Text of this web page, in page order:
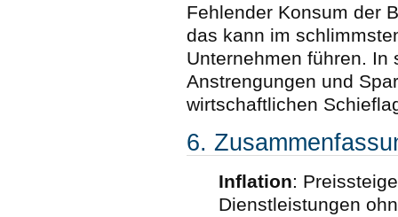
Fehlender Konsum der
das kann im
Unternehmen führen.
Anstrengungen und
wirtschaftlichen
6.
Inflation:
Dienstleistungen